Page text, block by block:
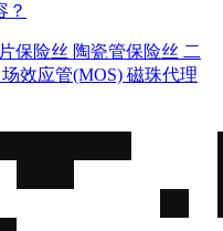
？
保险丝 陶瓷管保险丝 二
场效应管(MOS) 磁珠代理